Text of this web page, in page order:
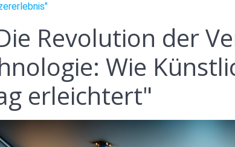
Revolution der
Wie
erleichtert"